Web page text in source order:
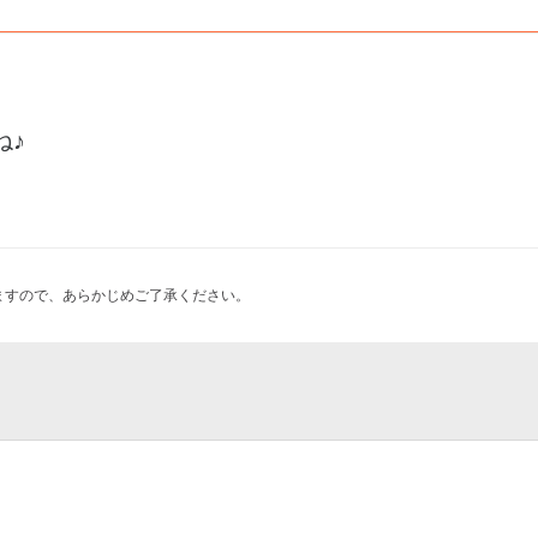
♪
ので、あらかじめご了承ください。